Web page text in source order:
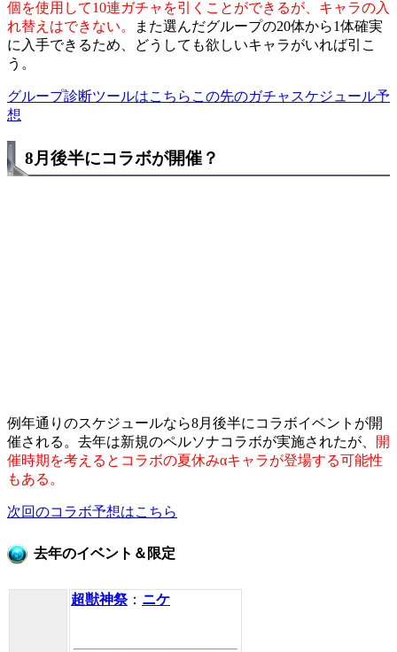
個を使用して10連ガチャを引くことができるが、キャラの入
れ替えはできない。
また選んだグループの20体から1体確実
に入手できるため、どうしても欲しいキャラがいれば引こ
う。
グループ診断ツールはこちら この先のガチャスケジュール予
想
8月後半にコラボが開催？
例年通りのスケジュールなら8月後半にコラボイベントが開
催される。去年は新規のペルソナコラボが実施されたが、
開
催時期を考えるとコラボの夏休みαキャラが登場する可能性
もある。
次回のコラボ予想はこちら
去年のイベント＆限定
超獣神祭： ニケ